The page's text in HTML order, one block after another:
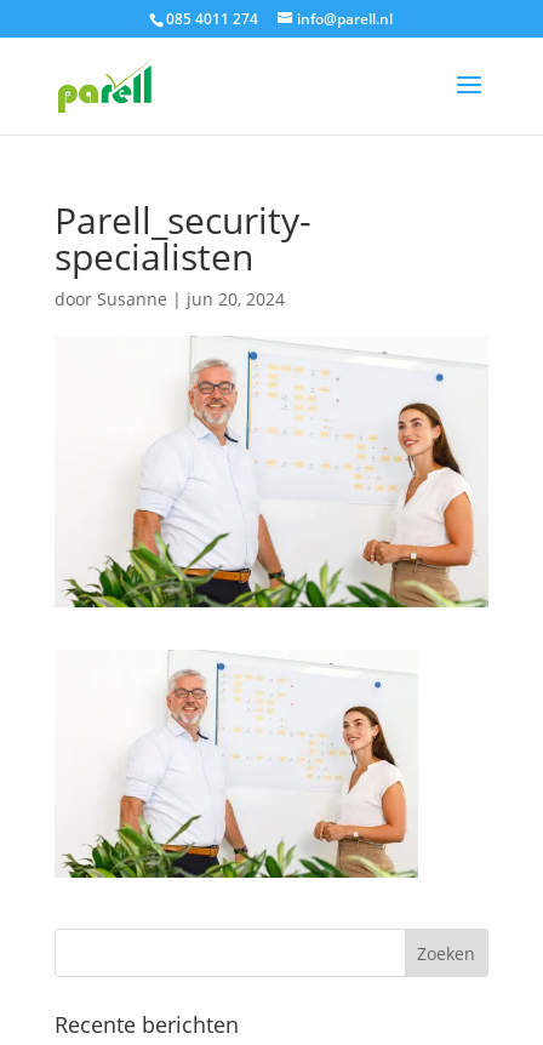
085 4011 274 info@parell.nl
Parell_security-
specialisten
door Susanne | jun 20, 2024
Recente berichten